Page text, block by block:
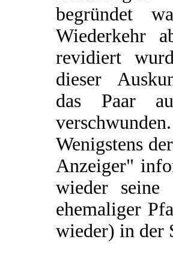
begründet
Wiederkehr
revidiert
dieser
das Paar
verschwunden.
Wenigstens
Anzeiger"
wieder
ehemaliger
wieder) in der